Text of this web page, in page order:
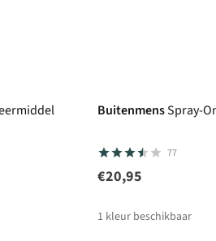
BuitenmensSpray-
77
€20,95
1 kleur beschikbaar